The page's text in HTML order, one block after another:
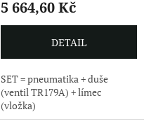
5 664,60 Kč
DETAIL
SET = pneumatika + duše
(ventil TR179A) + límec
(vložka)